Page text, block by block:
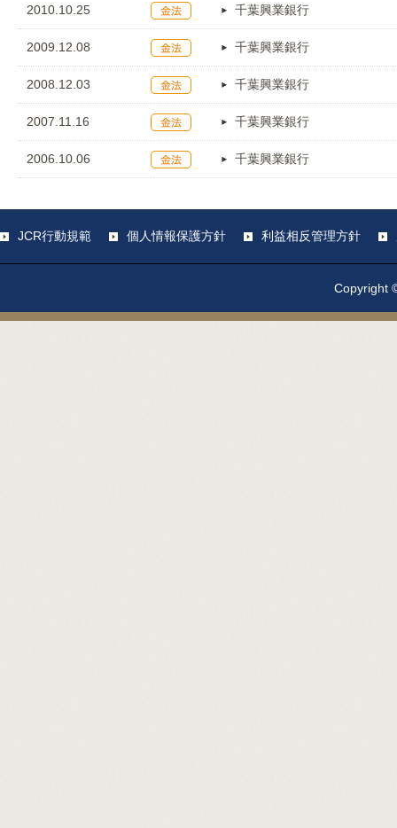
2010.10.25 千葉興業銀行
2009.12.08 千葉興業銀行
2008.12.03 千葉興業銀行
2007.11.16 千葉興業銀行
2006.10.06 千葉興業銀行
JCR行動規範 個人情報保護方針 利益相反管理方針
Copyright